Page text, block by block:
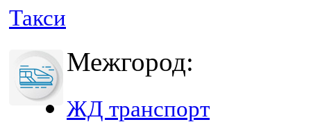
Такси
Межгород:
ЖД транспорт